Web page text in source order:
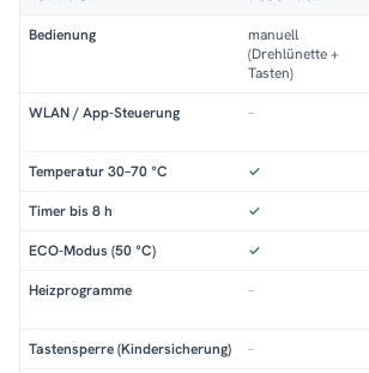
Bedienung
manuell
(Drehlünette +
Tasten)
WLAN / App-Steuerung –
Temperatur 30–70 °C ✓
Timer bis 8 h ✓
ECO-Modus (50 °C) ✓
Heizprogramme –
Tastensperre (Kindersicherung) –